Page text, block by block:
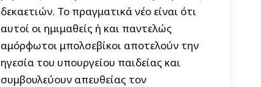
δεκαετιών. Το πραγματικά νέο είναι ότι
αυτοί οι ημιμαθείς ή και παντελώς
αμόρφωτοι μπολσεβίκοι αποτελούν την
ηγεσία του υπουργείου παιδείας και
συμβουλεύουν απευθείας τον